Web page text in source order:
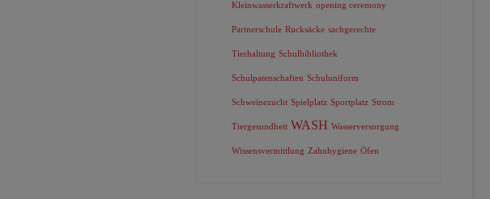
Kleinwasserkraftwerk opening ceremony
Partnerschule Rucksäcke sachgerechte
Tierhaltung Schulbibliothek
Schulpatenschaften Schuluniform
Schweinezucht Spielplatz Sportplatz Strom
Tiergesundheit WASH Wasserversorgung
Wissensvermittlung Zahnhygiene Öfen